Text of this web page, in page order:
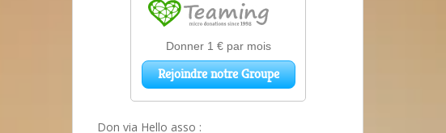
Don via Hello asso :